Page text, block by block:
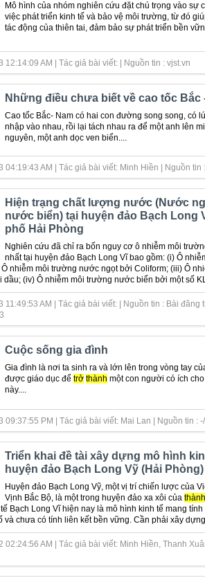
Mô hình của nhóm nghiên cứu đặt chú trọng vào sự
việc phát triển kinh tế và bảo vệ môi trường, từ đó
tác động của thiên tai, đảm bảo sự phát triển bền
AM | Tác giả bài viết: | Nguồn tin : vjst.vn
Những điều chưa biết về cao tốc Bắc
Cao tốc Bắc- Nam có hai con đường song song, có
nhập vào nhau, rồi lại tách nhau ra để một anh lên
nguyên, một anh dọc ven biển....
AM | Tác giả bài viết: Minh Hiền | Nguồn tin
Hiện trạng chất lượng nước (Nước
nước biển) tại huyện đảo Bạch Long
phố Hải Phòng
Nghiên cứu đã chỉ ra bốn nguy cơ ô nhiễm môi
nhất tại huyện đảo Bạch Long Vĩ bao gồm: (i) Ô
nhiễm môi trường nước ngọt bởi Coliform; (iii) Ô
(iv) Ô nhiễm môi trường nước biển bởi một số
AM | Tác giả bài viết: | Nguồn tin : Bài đăng
Cuộc sống gia đình
Gia đình là nơi ta sinh ra và lớn lên trong vòng tay
được giáo dục để trở thành một con người có ích
này....
PM | Tác giả bài viết: Mai Lan | Nguồn tin :
Triển khai đề tài xây dựng mô hình
huyện đảo Bạch Long Vỹ (Hải Phòng)
Huyện đảo Bạch Long Vỹ, một vị trí chiến lược của
Vịnh Bắc Bộ, là một trong huyện đảo xa xôi của thành
Bạch Long Vĩ hiện nay là mô hình kinh tế mang
và chưa có tính liên kết bền vững. Cần phải xây
AM | Tác giả bài viết: Minh Hiền, Thanh